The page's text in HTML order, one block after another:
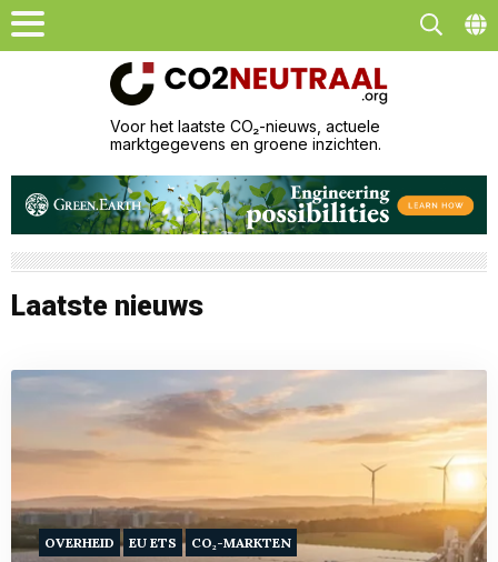
Voor het laatste CO₂-nieuws, actuele
marktgegevens en groene inzichten.
Laatste nieuws
OVERHEID EU ETS CO₂-MARKTEN